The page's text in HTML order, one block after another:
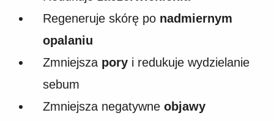
Regeneruje skórę po nadmiernym
opalaniu
Zmniejsza pory i redukuje wydzielanie
sebum
Zmniejsza negatywne objawy